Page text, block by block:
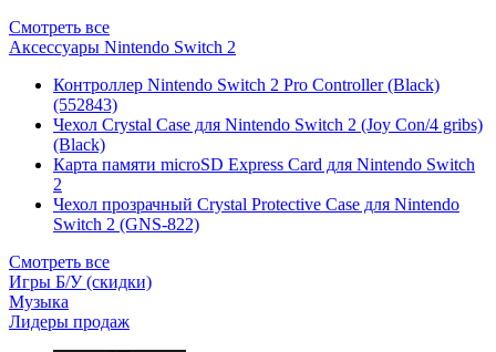
Смотреть все
Аксессуары Nintendo Switch 2
Контроллер Nintendo Switch 2 Pro Controller (Black)
(552843)
Чехол Сrystal Сase для Nintendo Switch 2 (Joy Con/4 gribs)
(Black)
Карта памяти microSD Express Card для Nintendo Switch
2
Чехол прозрачный Crystal Protective Case для Nintendo
Switch 2 (GNS-822)
Смотреть все
Игры Б/У (скидки)
Музыка
Лидеры продаж